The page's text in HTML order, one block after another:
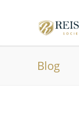
Blog